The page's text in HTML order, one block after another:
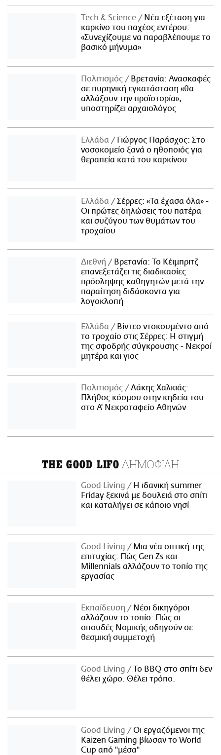
Τech & Science
Νέα εξέταση για
καρκίνο του παχέος εντέρου:
«Συνεχίζουμε να παραβλέπουμε το
βασικό μήνυμα»
Πολιτισμός
Βρετανία: Ανασκαφές
σε πυρηνική εγκατάσταση «θα
αλλάξουν την προϊστορία»,
υποστηρίζει αρχαιολόγος
Ελλάδα
Γιώργος Παράσχος: Στο
νοσοκομείο ξανά ο ηθοποιός για
θεραπεία κατά του καρκίνου
Ελλάδα
Σέρρες: «Τα έχασα όλα» -
Οι πρώτες δηλώσεις του πατέρα
και συζύγου των θυμάτων του
τροχαίου
Διεθνή
Βρετανία: Το Κέιμπριτζ
επανεξετάζει τις διαδικασίες
πρόσληψης καθηγητών μετά την
παραίτηση διδάσκοντα για
λογοκλοπή
Ελλάδα
Βίντεο ντοκουμέντο από
το τροχαίο στις Σέρρες: Η στιγμή
της σφοδρής σύγκρουσης - Νεκροί
μητέρα και γιος
Πολιτισμός
Λάκης Χαλκιάς:
Πλήθος κόσμου στην κηδεία του
στο Α' Νεκροταφείο Αθηνών
THE GOOD LIFO ΔΗΜΟΦΙΛΗ
Good Living
Η ιδανική summer
Friday ξεκινά με δουλειά στο σπίτι
και καταλήγει σε κάποιο νησί
Good Living
Μια νέα οπτική της
επιτυχίας: Πώς Gen Zs και
Millennials αλλάζουν το τοπίο της
εργασίας
Εκπαίδευση
Νέοι δικηγόροι
αλλάζουν το τοπίο: Πώς οι
σπουδές Νομικής οδηγούν σε
θεσμική συμμετοχή
Good Living
Το BBQ στο σπίτι δεν
θέλει χώρο. Θέλει τρόπο.
Good Living
Οι εργαζόμενοι της
Kaizen Gaming βίωσαν το World
Cup από "μέσα"